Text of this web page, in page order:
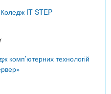
IT STEP
комп’ютерних технологій